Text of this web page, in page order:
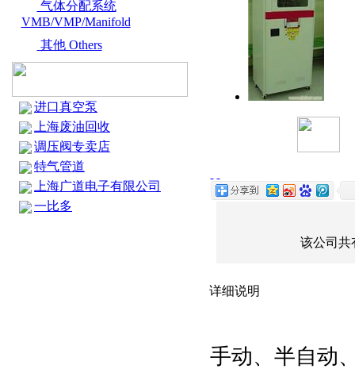
气体分配系统
VMB/VMP/Manifold
其他 Others
进口真空泵
上海废油回收
调压阀专卖店
特气管道
上海广道电子有限公司
一比多
该公司
详细说明
手动、半自动